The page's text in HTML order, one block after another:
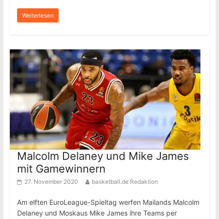
Weiterlesen
Malcolm Delaney und Mike James
mit Gamewinnern
27. November 2020 basketball.de Redaktion
Am elften EuroLeague-Spieltag werfen Mailands Malcolm
Delaney und Moskaus Mike James ihre Teams per